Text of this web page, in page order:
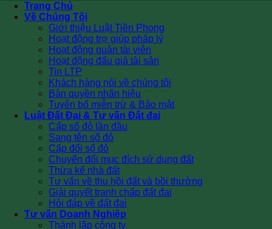
Trang Chủ
Về Chúng Tôi
Giới thiệu Luật Tiền Phong
Hoạt động trợ giúp pháp lý
Hoạt động quản tài viên
Hoạt động đấu giá tài sản
Tin LTP
Khách hàng nói về chúng tôi
Bản quyền nhãn hiệu
Tuyên bố miễn trừ & Bảo mật
Luật Đất Đai & Tư vấn Đất đai
Cấp sổ đỏ lần đầu
Sang tên sổ đỏ
Cấp đổi sổ đỏ
Chuyển đổi mục đích sử dụng đất
Thừa kế nhà đất
Tư vấn về thu hồi đất và bồi thường
Giải quyết tranh chấp đất đai
Hỏi đáp về đất đai
Tư vấn Doanh Nghiệp
Thành lập công ty